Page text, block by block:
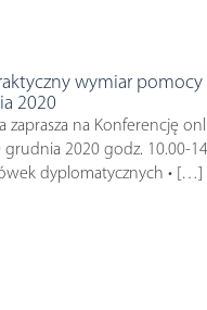
wymiar
2020
zaprasza na Konferencję
2020 godz. 10.00-
dyplomatycznych • […]